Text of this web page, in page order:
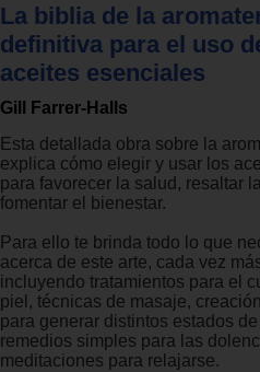
La biblia de la
definitiva para el uso
aceites esenciales
Gill Farrer-Halls
Esta detallada obra sobre la
explica cómo elegir y usar los
para favorecer la salud, resaltar
fomentar el bienestar.
Para ello te brinda todo lo que
acerca de este arte, cada vez
incluyendo tratamientos para el
piel, técnicas de masaje,
para generar distintos estados
remedios simples para las
meditaciones para relajarse.